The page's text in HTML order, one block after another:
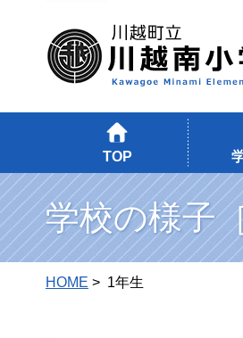
TOP
学校の様子
HOME > 1年生